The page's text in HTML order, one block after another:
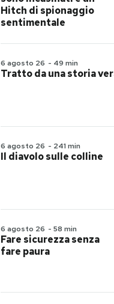
Hitch di spionaggio
sentimentale
6 agosto 26 - 49 min
Tratto da una storia
6 agosto 26 - 241 min
Il diavolo sulle colline
6 agosto 26 - 58 min
Fare sicurezza senza
fare paura